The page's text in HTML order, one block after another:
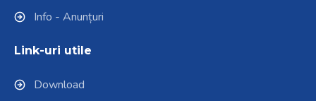
Info - Anunțuri
Link-uri utile
Download